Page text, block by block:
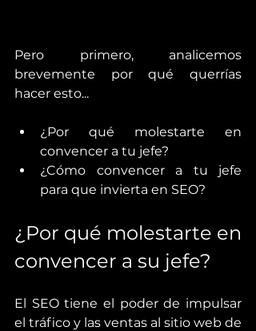
Pero primero, analicemos
brevemente por qué querrías
hacer esto...
¿Por qué molestarte en
convencer a tu jefe?
¿Cómo convencer a tu jefe
para que invierta en SEO?
¿Por qué molestarte en
convencer a su jefe?
El SEO tiene el poder de impulsar
el tráfico y las ventas al sitio web de